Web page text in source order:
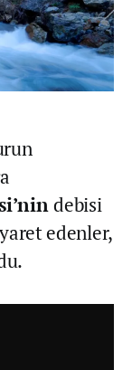
debisi
edenler,